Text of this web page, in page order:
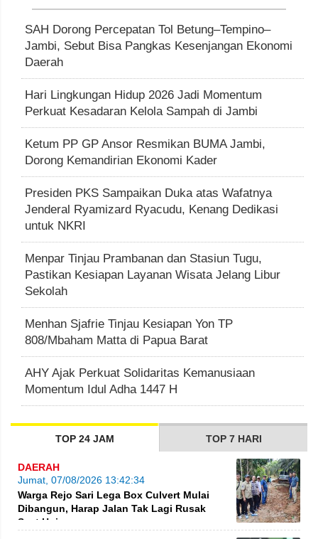
SAH Dorong Percepatan Tol Betung–Tempino–
Jambi, Sebut Bisa Pangkas Kesenjangan Ekonomi
Daerah
Hari Lingkungan Hidup 2026 Jadi Momentum
Perkuat Kesadaran Kelola Sampah di Jambi
Ketum PP GP Ansor Resmikan BUMA Jambi,
Dorong Kemandirian Ekonomi Kader
Presiden PKS Sampaikan Duka atas Wafatnya
Jenderal Ryamizard Ryacudu, Kenang Dedikasi
untuk NKRI
Menpar Tinjau Prambanan dan Stasiun Tugu,
Pastikan Kesiapan Layanan Wisata Jelang Libur
Sekolah
Menhan Sjafrie Tinjau Kesiapan Yon TP
808/Mbaham Matta di Papua Barat
AHY Ajak Perkuat Solidaritas Kemanusiaan
Momentum Idul Adha 1447 H
TOP 24 JAM TOP 7 HARI
DAERAH
Jumat, 07/08/2026 13:42:34
Warga Rejo Sari Lega Box Culvert Mulai
Dibangun, Harap Jalan Tak Lagi Rusak
Saat Hujan